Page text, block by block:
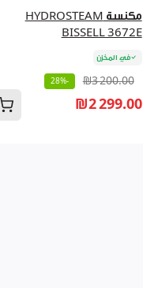
مكنسة HYDROSTEAM
BISSELL 3672E
في المخزن
₪3 200.00
-28%
₪2 299.00